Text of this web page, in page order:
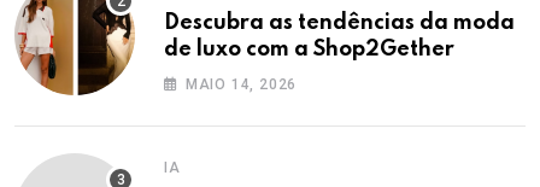
Descubra as tendências da moda
de luxo com a Shop2Gether
MAIO 14, 2026
IA